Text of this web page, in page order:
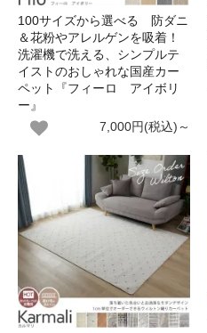
100サイズから選べる 防ダニ
＆花粉やアレルゲンを吸着！
洗濯機で洗える、シンプルテ
イストのおしゃれな国産カー
ペット『フィーロ アイボリ
ー』
7,000円(税込)～